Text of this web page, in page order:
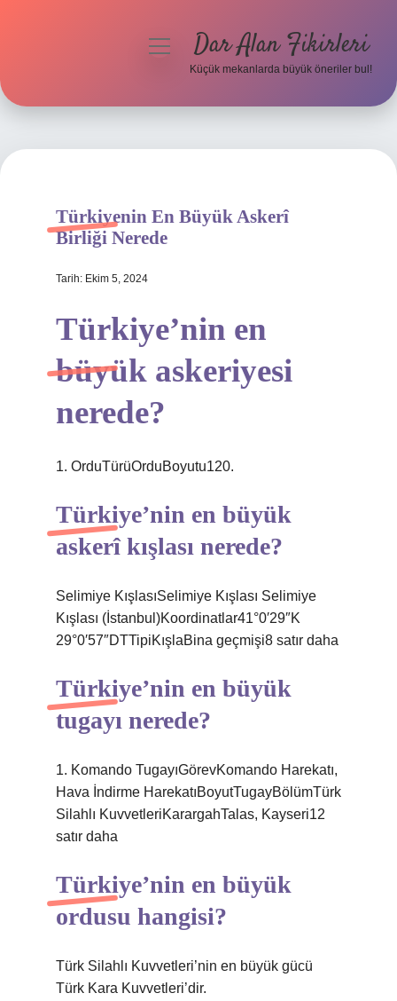
Hakkımızda
menüyüDar Alan Fikirleri
Küçük mekanlarda büyük öneriler bul!
Türkiyenin En Büyük Askerî
Birliği Nerede
Tarih: Ekim 5, 2024
Türkiye’nin en
büyük askeriyesi
nerede?
1. OrduTürüOrduBoyutu120.
Türkiye’nin en büyük
askerî kışlası nerede?
Selimiye KışlasıSelimiye Kışlası Selimiye
Kışlası (İstanbul)Koordinatlar41°0′29″K
29°0′57″DTTipiKışlaBina geçmişi8 satır daha
Türkiye’nin en büyük
tugayı nerede?
1. Komando TugayıGörevKomando Harekatı,
Hava İndirme HarekatıBoyutTugayBölümTürk
Silahlı KuvvetleriKarargahTalas, Kayseri12
satır daha
Türkiye’nin en büyük
ordusu hangisi?
Türk Silahlı Kuvvetleri’nin en büyük gücü
Türk Kara Kuvvetleri’dir.